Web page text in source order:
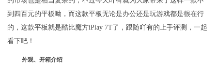
到四百元的平板呦，而这款平板无论是办公还是玩游戏都是很在行
的，这款平板就是酷比魔方iPlay 7T了，跟随吖有的上手评测，一起
看下吧！
外观、开箱介绍